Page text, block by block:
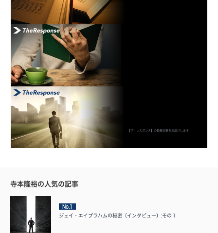
【ザ・レスポンス】の最新記事をお届けします
寺本隆裕の人気の記事
No.1
ジェイ・エイブラハムの秘密（インタビュー）:その１